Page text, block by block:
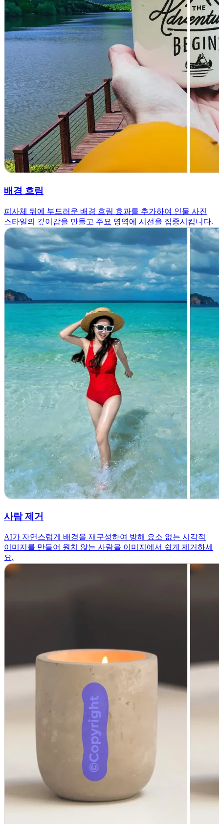
배경 흐림
피사체 뒤에 부드러운 배경 흐림 효과를 추가하여 인물 사진
스타일의 깊이감을 만들고 주요 영역에 시선을 집중시킵니다.
사람 제거
AI가 자연스럽게 배경을 재구성하여 방해 요소 없는 시각적
이미지를 만들어 원치 않는 사람을 이미지에서 쉽게 제거하세
요.